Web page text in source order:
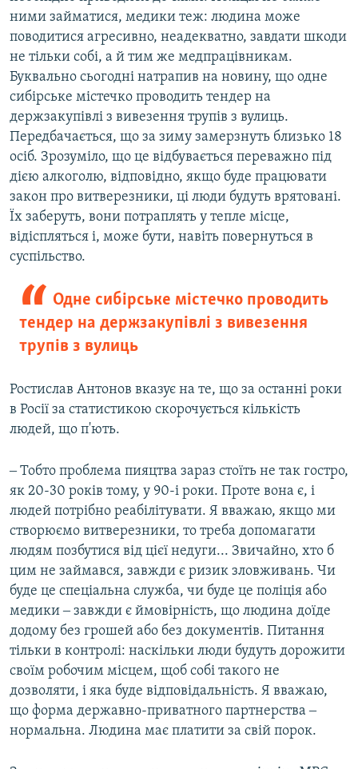
ними займатися, медики теж: людина може
поводитися агресивно, неадекватно, завдати шкоди
не тільки собі, а й тим же медпрацівникам.
Буквально сьогодні натрапив на новину, що одне
сибірське містечко проводить тендер на
держзакупівлі з вивезення трупів з вулиць.
Передбачається, що за зиму замерзнуть близько 18
осіб. Зрозуміло, що це відбувається переважно під
дією алкоголю, відповідно, якщо буде працювати
закон про витверезники, ці люди будуть врятовані.
Їх заберуть, вони потраплять у тепле місце,
відіспляться і, може бути, навіть повернуться в
суспільство.
Одне сибірське містечко проводить
тендер на держзакупівлі з вивезення
трупів з вулиць
Ростислав Антонов вказує на те, що за останні роки
в Росії за статистикою скорочується кількість
людей, що п'ють.
‒ Тобто проблема пияцтва зараз стоїть не так гостро,
як 20-30 років тому, у 90-і роки. Проте вона є, і
людей потрібно реабілітувати. Я вважаю, якщо ми
створюємо витверезники, то треба допомагати
людям позбутися від цієї недуги... Звичайно, хто б
цим не займався, завжди є ризик зловживань. Чи
буде це спеціальна служба, чи буде це поліція або
медики ‒ завжди є ймовірність, що людина доїде
додому без грошей або без документів. Питання
тільки в контролі: наскільки люди будуть дорожити
своїм робочим місцем, щоб собі такого не
дозволяти, і яка буде відповідальність. Я вважаю,
що форма державно-приватного партнерства ‒
нормальна. Людина має платити за свій порок.